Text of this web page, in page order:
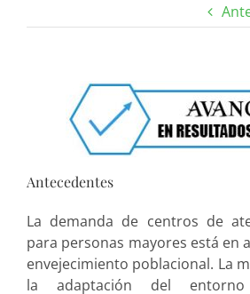
Antecedentes
La demanda de centros de
para personas mayores está en
envejecimiento poblacional. La
la adaptación del